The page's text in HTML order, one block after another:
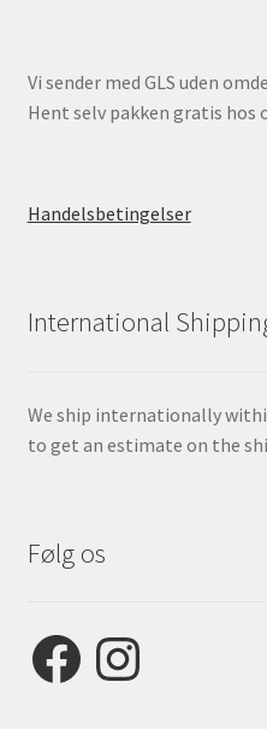
Vi sender med GLS uden
Hent selv pakken gratis hos
Handelsbetingelser
International
We ship internationally
to get an estimate on the
Følg os
FacebookInstagram